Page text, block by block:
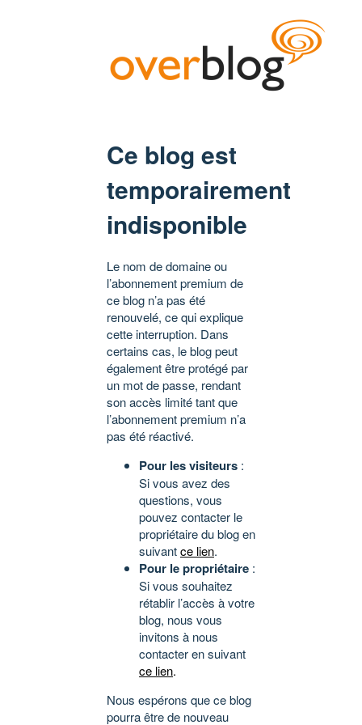
Ce blog est
temporairement
indisponible
Le nom de domaine ou
l’abonnement premium de
ce blog n’a pas été
renouvelé, ce qui explique
cette interruption. Dans
certains cas, le blog peut
également être protégé par
un mot de passe, rendant
son accès limité tant que
l’abonnement premium n’a
pas été réactivé.
Pour les visiteurs :
Si vous avez des
questions, vous
pouvez contacter le
propriétaire du blog en
suivantce lien.
Pour le propriétaire :
Si vous souhaitez
rétablir l’accès à votre
blog, nous vous
invitons à nous
contacter en suivant
ce lien.
Nous espérons que ce blog
pourra être de nouveau